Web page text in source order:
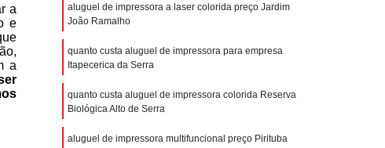
a
e
a
aluguel de impressora a laser colorida preço Jardim
João Ramalho
quanto custa aluguel de impressora para empresa
Itapecerica da Serra
quanto custa aluguel de impressora colorida Reserva
Biológica Alto de Serra
aluguel de impressora multifuncional preço Pirituba